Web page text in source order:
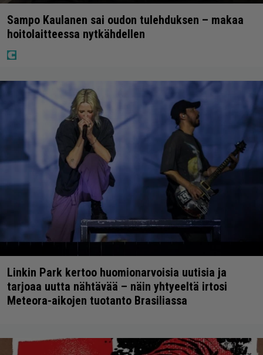
Sampo Kaulanen sai oudon tulehduksen – makaa
hoitolaitteessa nytkähdellen
Linkin Park kertoo huomionarvoisia uutisia ja
tarjoaa uutta nähtävää – näin yhtyeeltä irtosi
Meteora-aikojen tuotanto Brasiliassa